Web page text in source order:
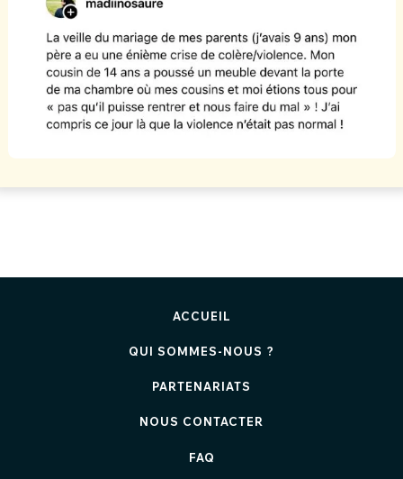
ACCUEIL
QUI SOMMES-NOUS ?
PARTENARIATS
NOUS CONTACTER
FAQ